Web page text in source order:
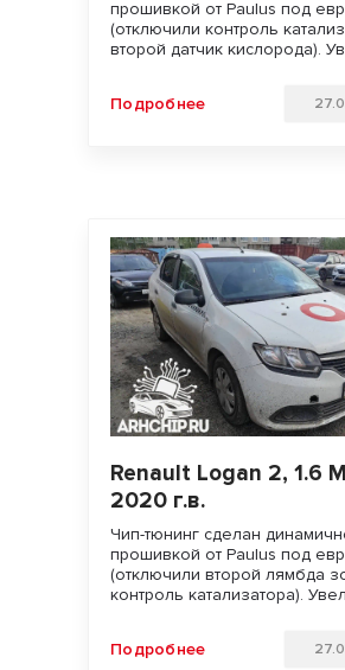
прошивкой от Paulus под
(отключили контроль
второй датчик кислорода). Увеличили
педали газа. Удачи на
Подробнее
Renault Logan 2, 1.6
2020 г.в.
Чип-тюнинг сделан
прошивкой от Paulus под
(отключили второй лямбда
контроль катализатора). Увеличили
педали газа. Удачи на
Подробнее